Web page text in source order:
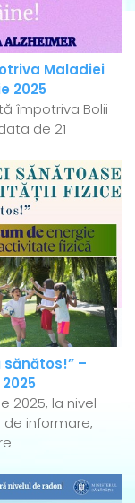
Maladiei
2025
împotriva Bolii
de 21
–
2025, la nivel
informare,